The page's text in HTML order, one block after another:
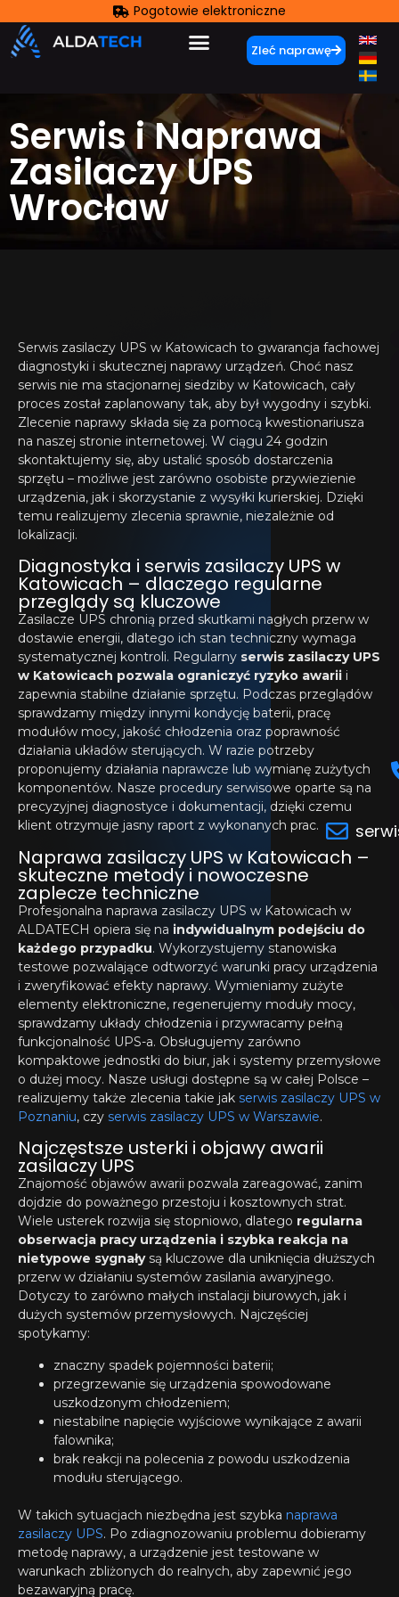
Pogotowie elektroniczne
Zleć naprawę
Serwis i Naprawa
Zasilaczy UPS
Wrocław
Serwis zasilaczy UPS w Katowicach to gwarancja fachowej
diagnostyki i skutecznej naprawy urządzeń. Choć nasz
serwis nie ma stacjonarnej siedziby w Katowicach, cały
proces został zaplanowany tak, aby był wygodny i szybki.
Zlecenie naprawy składa się za pomocą kwestionariusza
na naszej stronie internetowej. W ciągu 24 godzin
skontaktujemy się, aby ustalić sposób dostarczenia
sprzętu – możliwe jest zarówno osobiste przywiezienie
urządzenia, jak i skorzystanie z wysyłki kurierskiej. Dzięki
temu realizujemy zlecenia sprawnie, niezależnie od
lokalizacji.
Diagnostyka i serwis zasilaczy UPS w
Katowicach – dlaczego regularne
przeglądy są kluczowe
Zasilacze UPS chronią przed skutkami nagłych przerw w
dostawie energii, dlatego ich stan techniczny wymaga
systematycznej kontroli. Regularny serwis zasilaczy UPS
w Katowicach pozwala ograniczyć ryzyko awarii i
zapewnia stabilne działanie sprzętu. Podczas przeglądów
sprawdzamy między innymi kondycję baterii, pracę
modułów mocy, jakość chłodzenia oraz poprawność
działania układów sterujących. W razie potrzeby
proponujemy działania naprawcze lub wymianę zużytych
komponentów. Nasze procedury serwisowe oparte są na
precyzyjnej diagnostyce i dokumentacji, dzięki czemu
klient otrzymuje jasny raport z wykonanych prac.
Naprawa zasilaczy UPS w Katowicach –
skuteczne metody i nowoczesne
zaplecze techniczne
Profesjonalna naprawa zasilaczy UPS w Katowicach w
ALDATECH opiera się na indywidualnym podejściu do
każdego przypadku. Wykorzystujemy stanowiska
testowe pozwalające odtworzyć warunki pracy urządzenia
i zweryfikować efekty naprawy. Wymieniamy zużyte
elementy elektroniczne, regenerujemy moduły mocy,
sprawdzamy układy chłodzenia i przywracamy pełną
funkcjonalność UPS-a. Obsługujemy zarówno
kompaktowe jednostki do biur, jak i systemy przemysłowe
o dużej mocy. Nasze usługi dostępne są w całej Polsce –
realizujemy także zlecenia takie jak serwis zasilaczy UPS w
Poznaniu, czy serwis zasilaczy UPS w Warszawie.
Najczęstsze usterki i objawy awarii
zasilaczy UPS
Znajomość objawów awarii pozwala zareagować, zanim
dojdzie do poważnego przestoju i kosztownych strat.
Wiele usterek rozwija się stopniowo, dlatego regularna
obserwacja pracy urządzenia i szybka reakcja na
nietypowe sygnałysą kluczowe dla uniknięcia dłuższych
przerw w działaniu systemów zasilania awaryjnego.
Dotyczy to zarówno małych instalacji biurowych, jak i
dużych systemów przemysłowych. Najczęściej
spotykamy:
znaczny spadek pojemności baterii;
przegrzewanie się urządzenia spowodowane
uszkodzonym chłodzeniem;
niestabilne napięcie wyjściowe wynikające z awarii
falownika;
brak reakcji na polecenia z powodu uszkodzenia
modułu sterującego.
W takich sytuacjach niezbędna jest szybka naprawa
zasilaczy UPS. Po zdiagnozowaniu problemu dobieramy
metodę naprawy, a urządzenie jest testowane w
warunkach zbliżonych do realnych, aby zapewnić jego
bezawaryjną pracę.